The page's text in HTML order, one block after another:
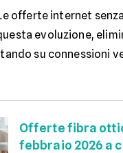
offerte internet
evoluzione,
su connessioni
Offerte fibra
febbraio 2026 a